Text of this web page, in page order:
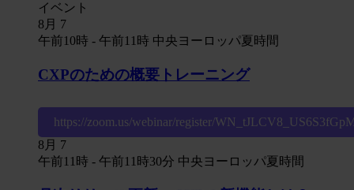
イベント
8月 7
午前10時 - 午前11時 中央ヨーロッパ夏時間
CXPのための概要トレーニング
https://zoom.us/webinar/register/
8月 7
午前11時 - 午前11時30分 中央ヨーロッパ夏時間